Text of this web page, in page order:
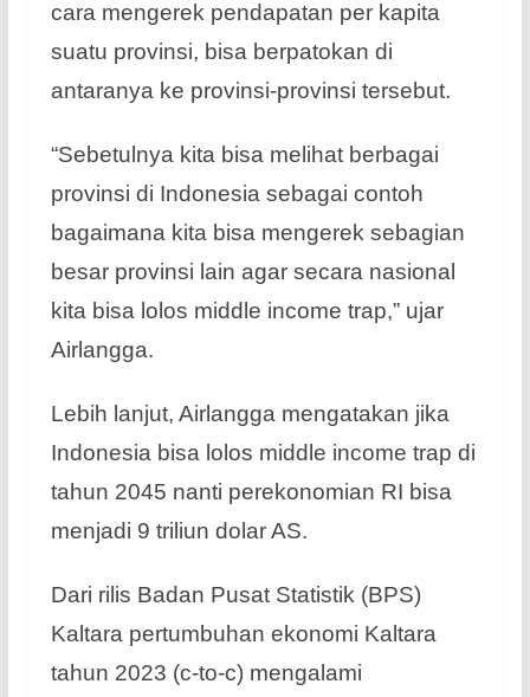
cara mengerek pendapatan per kapita
suatu provinsi, bisa berpatokan di
antaranya ke provinsi-provinsi tersebut.
“Sebetulnya kita bisa melihat berbagai
provinsi di Indonesia sebagai contoh
bagaimana kita bisa mengerek sebagian
besar provinsi lain agar secara nasional
kita bisa lolos middle income trap,” ujar
Airlangga.
Lebih lanjut, Airlangga mengatakan jika
Indonesia bisa lolos middle income trap di
tahun 2045 nanti perekonomian RI bisa
menjadi 9 triliun dolar AS.
Dari rilis Badan Pusat Statistik (BPS)
Kaltara pertumbuhan ekonomi Kaltara
tahun 2023 (c-to-c) mengalami